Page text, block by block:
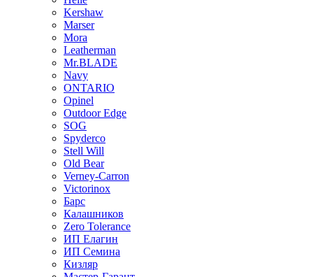
Kershaw
Marser
Mora
Leatherman
Mr.BLADE
Navy
ONTARIO
Opinel
Outdoor Edge
SOG
Spyderco
Stell Will
Old Bear
Verney-Carron
Victorinox
Барс
Калашников
Zero Tolerance
ИП Елагин
ИП Семина
Кизляр